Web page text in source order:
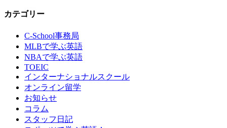
カテゴリー
C-School事務局
MLBで学ぶ英語
NBAで学ぶ英語
TOEIC
インターナショナルスクール
オンライン留学
お知らせ
コラム
スタッフ日記